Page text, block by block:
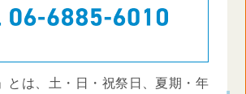
とは、土・日・祝祭日、夏期・年